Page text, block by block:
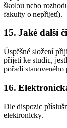
školou nebo
fakulty o nepřijetí).
15. Jaké další
Úspěšné složení
přijetí ke studiu,
pořadí
16.
Dle dispozic
elektronicky.